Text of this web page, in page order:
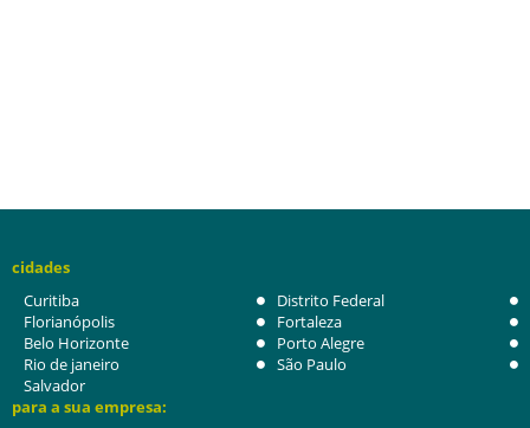
cidades
Curitiba
Distrito Federal
Florianópolis
Fortaleza
Belo Horizonte
Porto Alegre
Rio de janeiro
São Paulo
Salvador
para a sua empresa: